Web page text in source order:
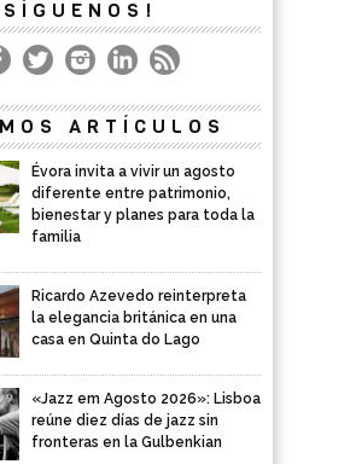
SÍGUENOS!
ARTÍCULOS
Évora invita a vivir un agosto
diferente entre patrimonio,
bienestar y planes para toda la
familia
Ricardo Azevedo reinterpreta
la elegancia británica en una
casa en Quinta do Lago
«Jazz em Agosto 2026»: Lisboa
reúne diez días de jazz sin
fronteras en la Gulbenkian